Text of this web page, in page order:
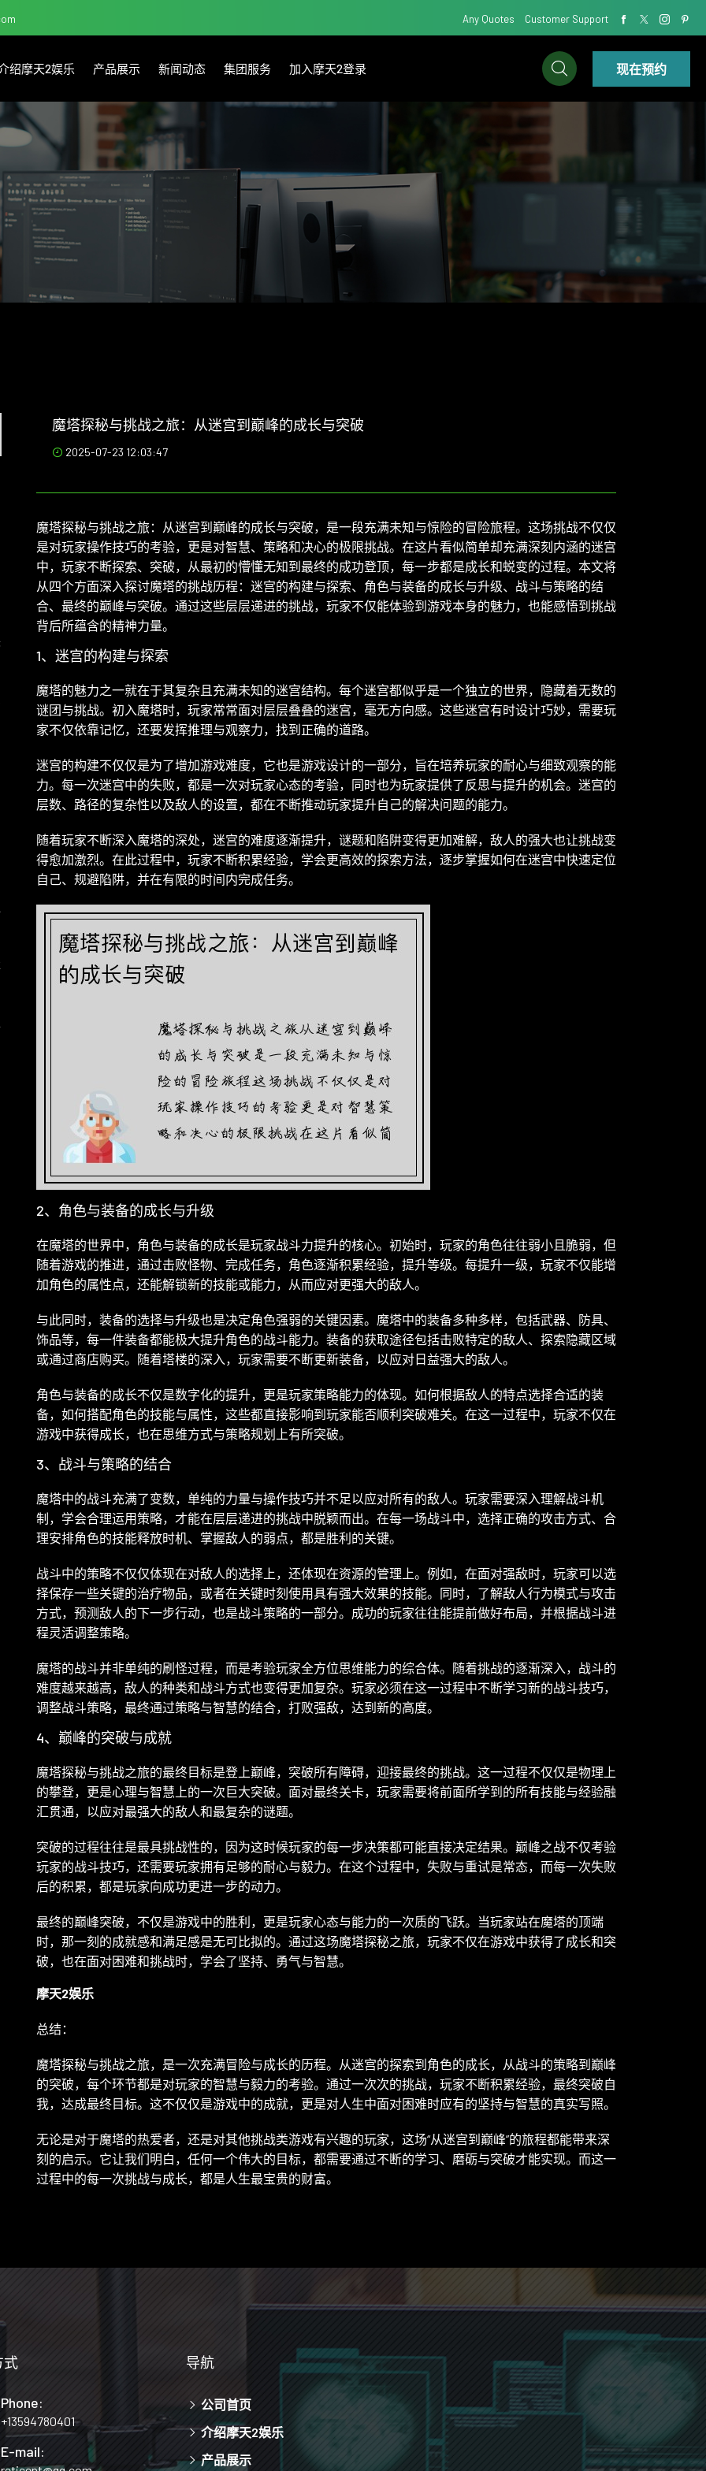
Any Quotes Customer Support
绍摩天2娱乐 产品展示 新闻动态 集团服务 加入摩天2登录 现在预约
魔塔探秘与挑战之旅：从迷宫到巅峰的成长与突破
2025-07-23 12:03:47
魔塔探秘与挑战之旅：从迷宫到巅峰的成长与突破，是一段充满未知与惊险的冒险旅程。这场挑战不仅仅
是对玩家操作技巧的考验，更是对智慧、策略和决心的极限挑战。在这片看似简单却充满深刻内涵的迷宫
中，玩家不断探索、突破，从最初的懵懂无知到最终的成功登顶，每一步都是成长和蜕变的过程。本文将
从四个方面深入探讨魔塔的挑战历程：迷宫的构建与探索、角色与装备的成长与升级、战斗与策略的结
合、最终的巅峰与突破。通过这些层层递进的挑战，玩家不仅能体验到游戏本身的魅力，也能感悟到挑战
背后所蕴含的精神力量。
1、迷宫的构建与探索
魔塔的魅力之一就在于其复杂且充满未知的迷宫结构。每个迷宫都似乎是一个独立的世界，隐藏着无数的
谜团与挑战。初入魔塔时，玩家常常面对层层叠叠的迷宫，毫无方向感。这些迷宫有时设计巧妙，需要玩
家不仅依靠记忆，还要发挥推理与观察力，找到正确的道路。
迷宫的构建不仅仅是为了增加游戏难度，它也是游戏设计的一部分，旨在培养玩家的耐心与细致观察的能
力。每一次迷宫中的失败，都是一次对玩家心态的考验，同时也为玩家提供了反思与提升的机会。迷宫的
层数、路径的复杂性以及敌人的设置，都在不断推动玩家提升自己的解决问题的能力。
随着玩家不断深入魔塔的深处，迷宫的难度逐渐提升，谜题和陷阱变得更加难解，敌人的强大也让挑战变
得愈加激烈。在此过程中，玩家不断积累经验，学会更高效的探索方法，逐步掌握如何在迷宫中快速定位
自己、规避陷阱，并在有限的时间内完成任务。
2、角色与装备的成长与升级
在魔塔的世界中，角色与装备的成长是玩家战斗力提升的核心。初始时，玩家的角色往往弱小且脆弱，但
随着游戏的推进，通过击败怪物、完成任务，角色逐渐积累经验，提升等级。每提升一级，玩家不仅能增
加角色的属性点，还能解锁新的技能或能力，从而应对更强大的敌人。
与此同时，装备的选择与升级也是决定角色强弱的关键因素。魔塔中的装备多种多样，包括武器、防具、
饰品等，每一件装备都能极大提升角色的战斗能力。装备的获取途径包括击败特定的敌人、探索隐藏区域
或通过商店购买。随着塔楼的深入，玩家需要不断更新装备，以应对日益强大的敌人。
角色与装备的成长不仅是数字化的提升，更是玩家策略能力的体现。如何根据敌人的特点选择合适的装
备，如何搭配角色的技能与属性，这些都直接影响到玩家能否顺利突破难关。在这一过程中，玩家不仅在
游戏中获得成长，也在思维方式与策略规划上有所突破。
3、战斗与策略的结合
魔塔中的战斗充满了变数，单纯的力量与操作技巧并不足以应对所有的敌人。玩家需要深入理解战斗机
制，学会合理运用策略，才能在层层递进的挑战中脱颖而出。在每一场战斗中，选择正确的攻击方式、合
理安排角色的技能释放时机、掌握敌人的弱点，都是胜利的关键。
战斗中的策略不仅仅体现在对敌人的选择上，还体现在资源的管理上。例如，在面对强敌时，玩家可以选
择保存一些关键的治疗物品，或者在关键时刻使用具有强大效果的技能。同时，了解敌人行为模式与攻击
方式，预测敌人的下一步行动，也是战斗策略的一部分。成功的玩家往往能提前做好布局，并根据战斗进
程灵活调整策略。
魔塔的战斗并非单纯的刷怪过程，而是考验玩家全方位思维能力的综合体。随着挑战的逐渐深入，战斗的
难度越来越高，敌人的种类和战斗方式也变得更加复杂。玩家必须在这一过程中不断学习新的战斗技巧，
调整战斗策略，最终通过策略与智慧的结合，打败强敌，达到新的高度。
4、巅峰的突破与成就
魔塔探秘与挑战之旅的最终目标是登上巅峰，突破所有障碍，迎接最终的挑战。这一过程不仅仅是物理上
的攀登，更是心理与智慧上的一次巨大突破。面对最终关卡，玩家需要将前面所学到的所有技能与经验融
汇贯通，以应对最强大的敌人和最复杂的谜题。
突破的过程往往是最具挑战性的，因为这时候玩家的每一步决策都可能直接决定结果。巅峰之战不仅考验
玩家的战斗技巧，还需要玩家拥有足够的耐心与毅力。在这个过程中，失败与重试是常态，而每一次失败
后的积累，都是玩家向成功更进一步的动力。
最终的巅峰突破，不仅是游戏中的胜利，更是玩家心态与能力的一次质的飞跃。当玩家站在魔塔的顶端
时，那一刻的成就感和满足感是无可比拟的。通过这场魔塔探秘之旅，玩家不仅在游戏中获得了成长和突
破，也在面对困难和挑战时，学会了坚持、勇气与智慧。
摩天2娱乐
总结：
魔塔探秘与挑战之旅，是一次充满冒险与成长的历程。从迷宫的探索到角色的成长，从战斗的策略到巅峰
的突破，每个环节都是对玩家的智慧与毅力的考验。通过一次次的挑战，玩家不断积累经验，最终突破自
我，达成最终目标。这不仅仅是游戏中的成就，更是对人生中面对困难时应有的坚持与智慧的真实写照。
无论是对于魔塔的热爱者，还是对其他挑战类游戏有兴趣的玩家，这场“从迷宫到巅峰”的旅程都能带来深
刻的启示。它让我们明白，任何一个伟大的目标，都需要通过不断的学习、磨砺与突破才能实现。而这一
过程中的每一次挑战与成长，都是人生最宝贵的财富。
式
Phone:
+13594780401
E-mail:
导航
公司首页
介绍摩天2娱乐
产品展示